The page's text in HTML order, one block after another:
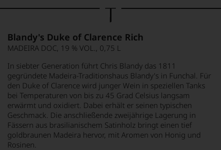
Blandy's Duke of Clarence Rich
MADEIRA DOC, 19 % VOL., 0,75 L
In siebter Generation führt Chris Blandy das 1811
gegründete Madeira-Traditionshaus Blandy's in Funchal. Für
den Duke of Clarence wird junger Wein in speziellen Tanks
bei Temperaturen von bis zu 45 Grad Celsius langsam
erwärmt und oxidiert. Dabei erhält er seinen typischen
Geschmack. Die anschließende zweijährige Lagerung in
Fässern aus brasilianischem Satinholz bringt einen tief
goldbraunen Madeira hervor, mit Aromen von Honig und
Rosinen.